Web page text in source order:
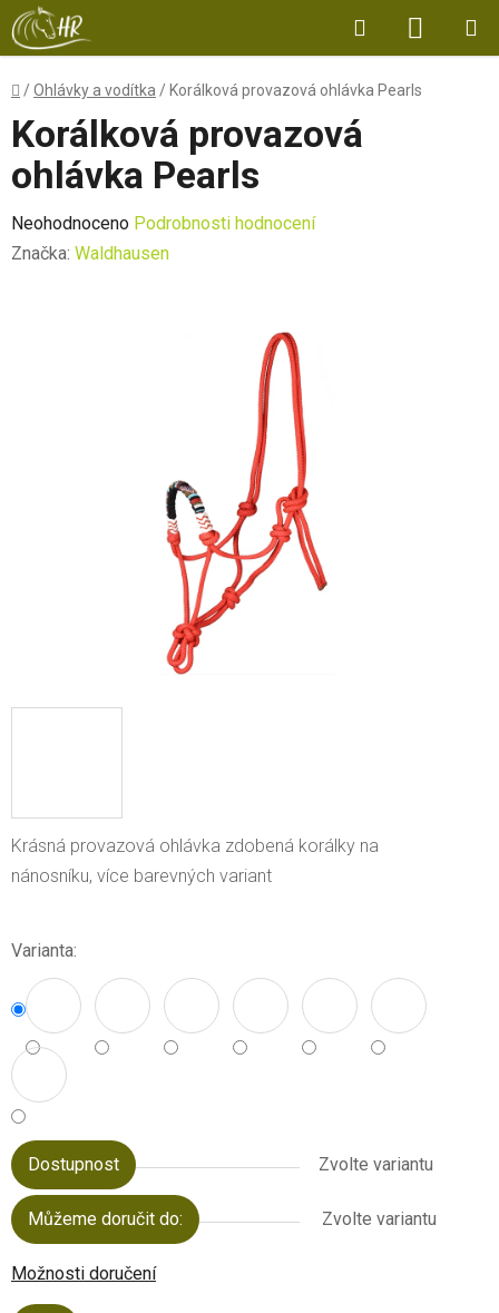
Přejít
na
obsah
Hledat
KOŠÍK
Domů
/Ohlávky a vodítka / Korálková provazová ohlávka Pearls
Krásná provazová ohlávka zdobená korálky na
nánosníku, více barevných variant
Varianta:
Dostupnost Zvolte variantu
Můžeme doručit do: Zvolte variantu
Možnosti doručení
Korálková provazová
ohlávka Pearls
Průměrné
hodnocení
Neohodnoceno Podrobnosti hodnocení
Značka: Waldhausen